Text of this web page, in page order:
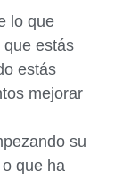
lo que
que estás
estás
mejorar
su
que ha